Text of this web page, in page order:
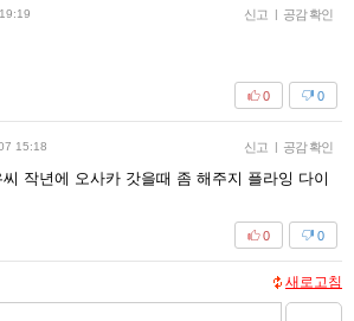
신고 | 공감 확인
0
0
15:18 신고 | 공감 확인
작년에 오사카 갓을때 좀 해주지 플라잉 다이
0
0
새로고침